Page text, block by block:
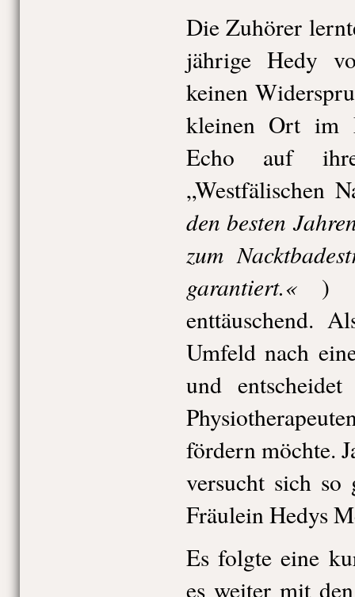
Die Zuhörer
jährige Hedy
keinen
kleinen Ort im
Echo auf
„Westfälischen
den besten
zum
garantiert.«) in
enttäuschend.
Umfeld nach
und
fördern möchte.
versucht sich
Fräulein Hedys
Es folgte eine
es weiter mit